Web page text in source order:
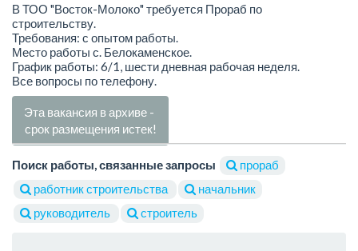
В ТОО "Восток-Молоко" требуется Прораб по
строительству.
Требования: с опытом работы.
Место работы с. Белокаменское.
График работы: 6/1, шести дневная рабочая неделя.
Все вопросы по телефону.
Эта вакансия в архиве -
срок размещения истек!
Поиск работы, связанные запросы
прораб
работник строительства
начальник
руководитель
строитель